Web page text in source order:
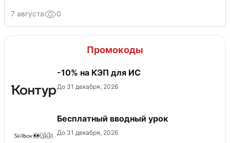
7 августа 0
Промокоды
-10% на КЭП для ИС
До 31 декабря, 2026
Бесплатный вводный урок
До 31 декабря, 2026